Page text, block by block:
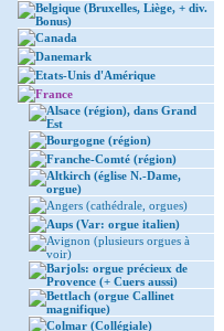
Belgique (Bruxelles, Liège, + div.
Bonus)
Canada
Danemark
Etats-Unis d'Amérique
France
Alsace (région), dans Grand
Est
Bourgogne (région)
Franche-Comté (région)
Altkirch (église N.-Dame,
orgue)
Angers (cathédrale, orgues)
Aups (Var: orgue italien)
Avignon (plusieurs orgues à
voir)
Barjols: orgue précieux de
Provence (+ Cuers aussi)
Bettlach (orgue Callinet
magnifique)
Colmar (Collégiale)